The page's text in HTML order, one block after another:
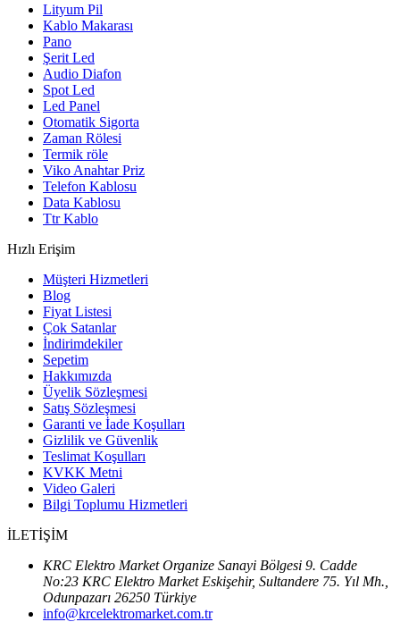
Lityum Pil
Kablo Makarası
Pano
Şerit Led
Audio Diafon
Spot Led
Led Panel
Otomatik Sigorta
Zaman Rölesi
Termik röle
Viko Anahtar Priz
Telefon Kablosu
Data Kablosu
Ttr Kablo
Hızlı Erişim
Müşteri Hizmetleri
Blog
Fiyat Listesi
Çok Satanlar
İndirimdekiler
Sepetim
Hakkımızda
Üyelik Sözleşmesi
Satış Sözleşmesi
Garanti ve İade Koşulları
Gizlilik ve Güvenlik
Teslimat Koşulları
KVKK Metni
Video Galeri
Bilgi Toplumu Hizmetleri
İLETİŞİM
KRC Elektro Market Organize Sanayi Bölgesi 9. Cadde
No:23 KRC Elektro Market Eskişehir, Sultandere 75. Yıl Mh.,
Odunpazarı 26250 Türkiye
info@krcelektromarket.com.tr